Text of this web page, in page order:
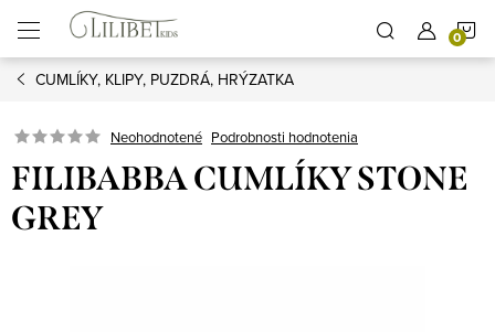
obsah
CUMLÍKY, KLIPY, PUZDRÁ, HRÝZATKA
Neohodnotené Podrobnosti hodnotenia
FILIBABBA CUMLÍKY STONE
GREY